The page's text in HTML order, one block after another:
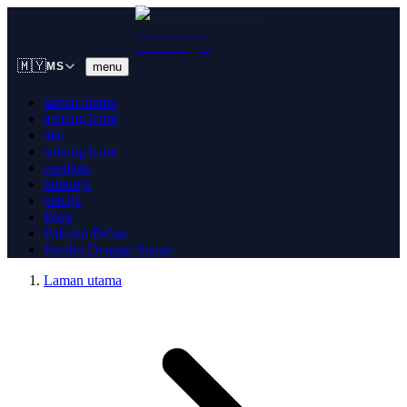
🇲🇾MS menu
laman utama
tentang kami
alat
sokong kami
pasukan
hubungi
penaja
Blog
Palestin Bebas
Berdiri Dengan Sudan
Laman utama